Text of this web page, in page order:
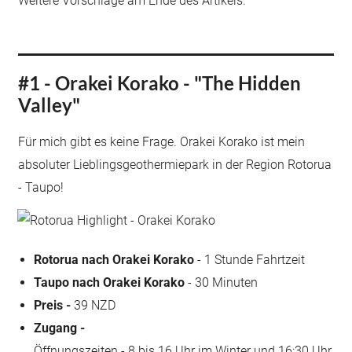
#1 - Orakei Korako - "The Hidden
Valley"
Für mich gibt es keine Frage. Orakei Korako ist mein
absoluter Lieblingsgeothermiepark in der Region Rotorua
- Taupo!
Rotorua nach Orakei Korako - 1 Stunde Fahrtzeit
Taupo nach Orakei Korako- 30 Minuten
Preis - 39 NZD
Zugang -